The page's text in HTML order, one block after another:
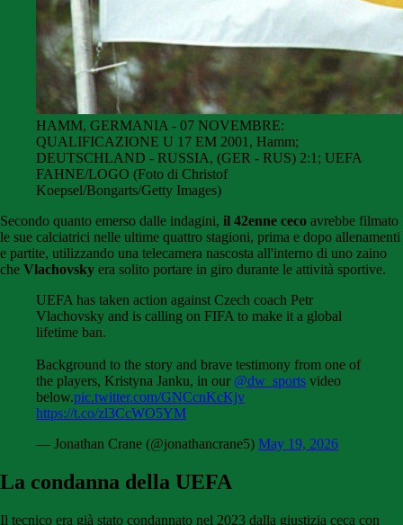
HAMM, GERMANIA - 07 NOVEMBRE:
QUALIFICAZIONE U 17 EM 2001, Hamm;
DEUTSCHLAND - RUSSIA, (GER - RUS) 2:1; UEFA
FAHNE/LOGO (Foto di Christof
Koepsel/Bongarts/Getty Images)
Secondo quanto emerso dalle indagini, il 42enne ceco avrebbe filmato
le sue calciatrici nelle ultime quattro stagioni, prima e dopo allenamenti
e partite, utilizzando una telecamera nascosta all'interno di uno zaino
che Vlachovsky era solito portare in giro durante le attività sportive.
UEFA has taken action against Czech coach Petr
Vlachovsky and is calling on FIFA to make it a global
lifetime ban.
Background to the story and brave testimony from one of
the players, Kristyna Janku, in our @dw_sports video
below.pic.twitter.com/GNCcnKcKjv
https://t.co/zl3CcWO5YM
— Jonathan Crane (@jonathancrane5) May 19, 2026
La condanna della UEFA
Il tecnico era già stato condannato nel 2023 dalla giustizia ceca con